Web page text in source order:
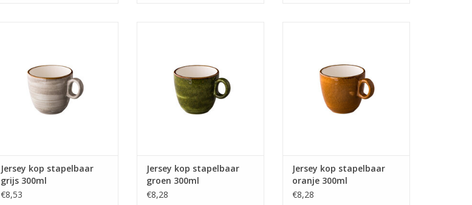
TOEVOEGEN AAN WINKELWAGEN
Jersey kop stapelbaar
grijs 300ml
€8,53
prijs
TOEVOEGEN AAN WINKELWAGEN
Jersey kop stapelbaar
groen 300ml
€8,28
prijs
TOEVOEGEN AAN WINKELWAGEN
Jersey kop stapelbaar
oranje 300ml
€8,28